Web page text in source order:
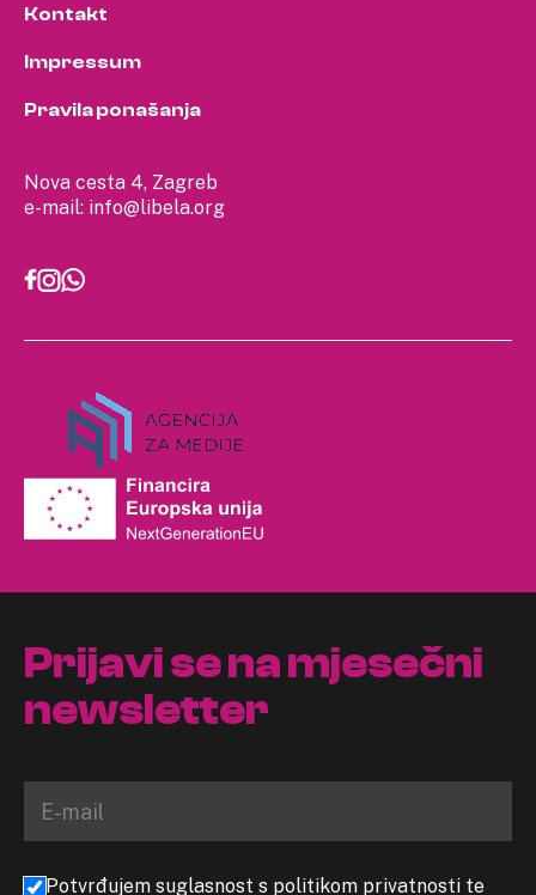
Nova cesta 4, Zagreb
e-mail: info@libela.org
Kontakt
Impressum
Pravila ponašanja
Prijavi se na mjesečni
newsletter
Potvrđujem suglasnost s politikom privatnosti te